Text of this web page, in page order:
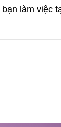
làm việc